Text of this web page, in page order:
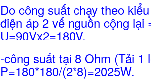
Do công suất chạy theo
điện áp 2 vế nguồn cộng lại
U=90Vx2=180V.
-công suất tại 8 Ohm (Tải 1
P=180*180/(2*8)=2025W.